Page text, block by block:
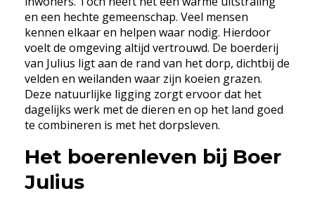
en een hechte gemeenschap. Veel mensen
kennen elkaar en helpen waar nodig. Hierdoor
voelt de omgeving altijd vertrouwd. De boerderij
van Julius ligt aan de rand van het dorp, dichtbij de
velden en weilanden waar zijn koeien grazen.
Deze natuurlijke ligging zorgt ervoor dat het
dagelijks werk met de dieren en op het land goed
te combineren is met het dorpsleven.
Het boerenleven bij Boer
Julius